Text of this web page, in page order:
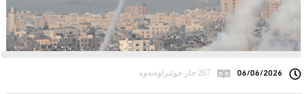
06/06/2026 267 جار خوێنراوەتەوە